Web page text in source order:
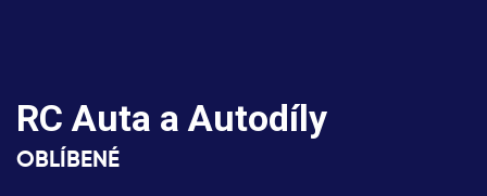
RC Auta a Autodíly
OBLÍBENÉ